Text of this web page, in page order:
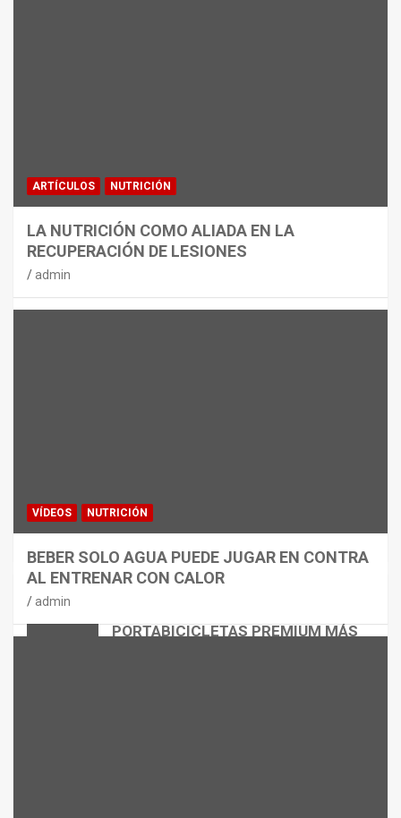
PORTABICICLETAS PREMIUM MÁS
ARTÍCULOS NUTRICIÓN
LA NUTRICIÓN COMO ALIADA EN LA
RECUPERACIÓN DE LESIONES
admin
VÍDEOS NUTRICIÓN
BEBER SOLO AGUA PUEDE JUGAR EN CONTRA
AL ENTRENAR CON CALOR
admin